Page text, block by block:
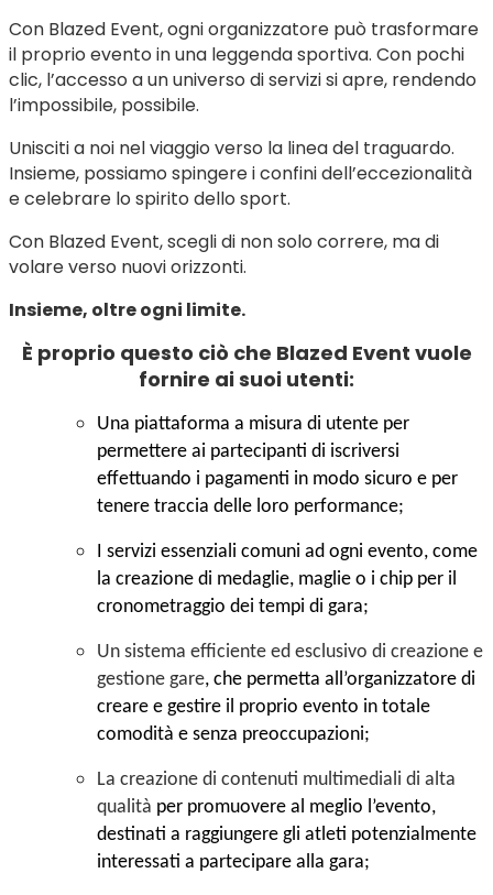
Con Blazed Event, ogni organizzatore può trasformare
il proprio evento in una leggenda sportiva. Con pochi
clic, l’accesso a un universo di servizi si apre, rendendo
l’impossibile, possibile.
Unisciti a noi nel viaggio verso la linea del traguardo.
Insieme, possiamo spingere i confini dell’eccezionalità
e celebrare lo spirito dello sport.
Con Blazed Event, scegli di non solo correre, ma di
volare verso nuovi orizzonti.
Insieme, oltre ogni limite.
È proprio questo ciò che Blazed Event vuole
fornire ai suoi utenti:
Una piattaforma a misura di utente per
permettere ai partecipanti di iscriversi
effettuando i pagamenti in modo sicuro e per
tenere traccia delle loro performance;
I servizi essenziali comuni ad ogni evento, come
la creazione di medaglie, maglie o i chip per il
cronometraggio dei tempi di gara;
Un sistema efficiente ed esclusivo di creazione e
gestione gare, che permetta all’organizzatore di
creare e gestire il proprio evento in totale
comodità e senza preoccupazioni;
La creazione di contenuti multimediali di alta
qualità per promuovere al meglio l’evento,
destinati a raggiungere gli atleti potenzialmente
interessati a partecipare alla gara;